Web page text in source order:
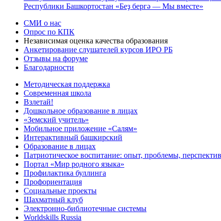
Республики Башкортостан «Беҙ бергә — Мы вместе»
СМИ о нас
Опрос по КПК
Независимая оценка качества образования
Анкетирование слушателей курсов ИРО РБ
Отзывы на форуме
Благодарности
Методическая поддержка
Современная школа
Взлетай!
Дошкольное образование в лицах
«Земский учитель»
Мобильное приложение «Салям»
Интерактивный башкирский
Образование в лицах
Патриотическое воспитание: опыт, проблемы,
Портал «Мир родного языка»
Профилактика буллинга
Профориентация
Социальные проекты
Шахматный клуб
Электронно-библиотечные системы
Worldskills Russia